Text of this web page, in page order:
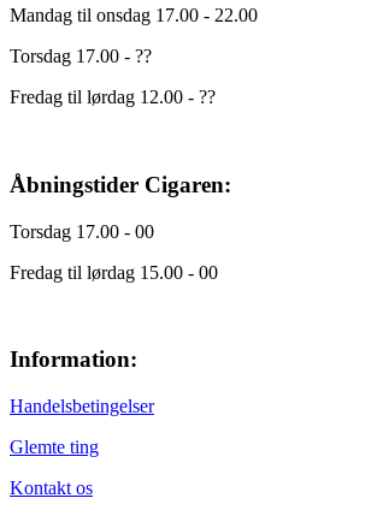
Mandag til onsdag 17.00 - 22.00
Torsdag 17.00 - ??
Fredag til lørdag 12.00 - ??
Åbningstider Cigaren:
Torsdag 17.00 - 00
Fredag til lørdag 15.00 - 00
Information:
Handelsbetingelser
Glemte ting
Kontakt os